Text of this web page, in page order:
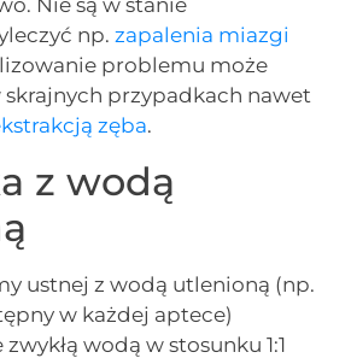
Nie są w stanie
np.zapalenia miazgi
problemu może
skrajnych przypadkach nawet
zęba.
z wodą
ustnej z wodą utlenioną (np.
w każdej aptece)
wodą w stosunku 1:1